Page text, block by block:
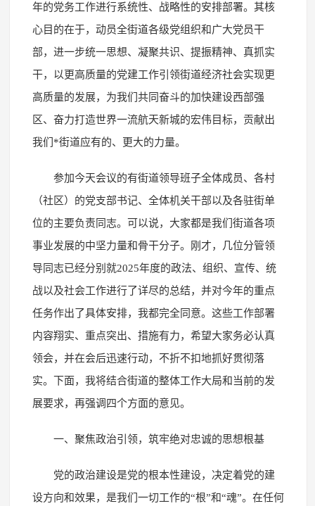
年的党务工作进行系统性、战略性的安排部署。其核
心目的在于，动员全街道各级党组织和广大党员干
部，进一步统一思想、凝聚共识、提振精神、真抓实
干，以更高质量的党建工作引领街道经济社会实现更
高质量的发展，为我们共同奋斗的加快建设西部强
区、奋力打造世界一流航天新城的宏伟目标，贡献出
我们*街道应有的、更大的力量。
参加今天会议的有街道领导班子全体成员、各村
（社区）的党支部书记、全体机关干部以及各驻街单
位的主要负责同志。可以说，大家都是我们街道各项
事业发展的中坚力量和骨干分子。刚才，几位分管领
导同志已经分别就2025年度的政法、组织、宣传、统
战以及社会工作进行了详尽的总结，并对今年的重点
任务作出了具体安排，我都完全同意。这些工作部署
内容翔实、重点突出、措施有力，希望大家务必认真
领会，并在会后迅速行动，不折不扣地抓好贯彻落
实。下面，我将结合街道的整体工作大局和当前的发
展要求，再强调四个方面的意见。
一、聚焦政治引领，筑牢绝对忠诚的思想根基
党的政治建设是党的根本性建设，决定着党的建
设方向和效果，是我们一切工作的“根”和“魂”。在任何